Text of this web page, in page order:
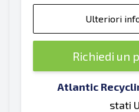
Ulteriori
Richiedi un
Atlantic
stati